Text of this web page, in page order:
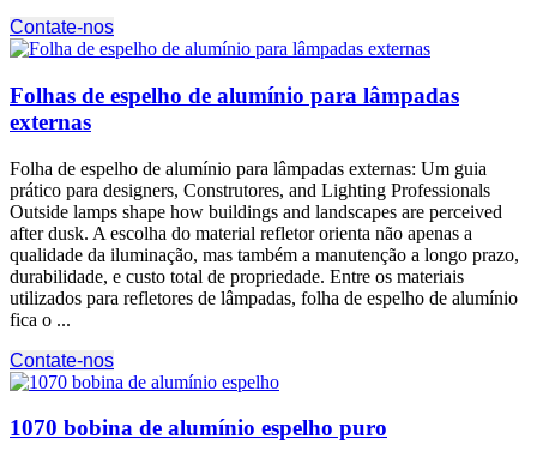
Contate-nos
Folhas de espelho de alumínio para lâmpadas
externas
Folha de espelho de alumínio para lâmpadas externas: Um guia
prático para designers, Construtores, and Lighting Professionals
Outside lamps shape how buildings and landscapes are perceived
after dusk. A escolha do material refletor orienta não apenas a
qualidade da iluminação, mas também a manutenção a longo prazo,
durabilidade, e custo total de propriedade. Entre os materiais
utilizados para refletores de lâmpadas, folha de espelho de alumínio
fica o ...
Contate-nos
1070 bobina de alumínio espelho puro